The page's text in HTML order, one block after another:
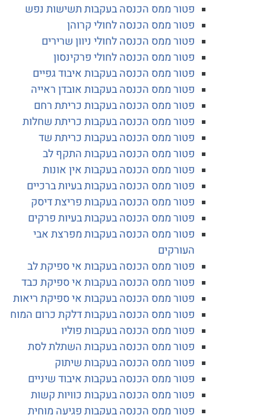
פטור ממס הכנסה בעקבות תשישות נפש
פטור ממס הכנסה לחולי קרוהן
פטור ממס הכנסה לחולי ניוון שרירים
פטור ממס הכנסה לחולי פרקינסון
פטור ממס הכנסה בעקבות איבוד גפיים
פטור ממס הכנסה בעקבות אובדן ראייה
פטור ממס הכנסה בעקבות כריתת רחם
פטור ממס הכנסה בעקבות כריתת שחלות
פטור ממס הכנסה בעקבות כריתת שד
פטור ממס הכנסה בעקבות התקף לב
פטור ממס הכנסה בעקבות אין אונות
פטור ממס הכנסה בעקבות בעיות ברכיים
פטור ממס הכנסה בעקבות פריצת דיסק
פטור ממס הכנסה בעקבות בעיות פרקים
פטור ממס הכנסה בעקבות מפרצת אבי
העורקים
פטור ממס הכנסה בעקבות אי ספיקת לב
פטור ממס הכנסה בעקבות אי ספיקת כבד
פטור ממס הכנסה בעקבות אי ספיקת ריאות
פטור ממס הכנסה בעקבות דלקת כרום המוח
פטור ממס הכנסה בעקבות פוליו
פטור ממס הכנסה בעקבות השתלת לסת
פטור ממס הכנסה בעקבות שיתוק
פטור ממס הכנסה בעקבות איבוד שיניים
פטור ממס הכנסה בעקבות כוויות קשות
פטור ממס הכנסה בעקבות פגיעה מוחית